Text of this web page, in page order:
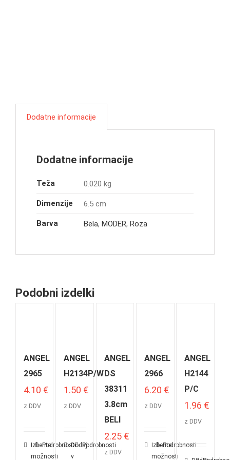
Dodatne informacije
Dodatne informacije
Teža 0.020 kg
Dimenzije 6.5 cm
Barva Bela, MODER, Roza
Podobni izdelki
ANGEL
2965
4.10 €
z DDV
Izberite
možnosti
Podrobnosti
ANGEL
H2134P/W
1.50 €
z DDV
Dodaj
v
Podrobnosti
ANGEL
DS
38311
3.8cm
BELI
2.25 €
z DDV
ANGEL
2966
6.20 €
z DDV
Izberite
možnosti
Podrobnosti
ANGEL
H2144
P/C
1.96 €
z DDV